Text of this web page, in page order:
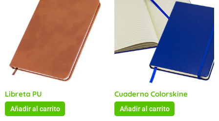
Libreta PU
Añadir al carrito
Cuaderno Colorskine
Añadir al carrito